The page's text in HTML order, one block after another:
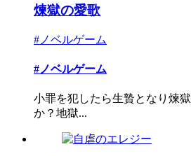
煉獄の愛歌
#ノベルゲーム
#ノベルゲーム
小罪を犯したら生贄となり煉
か？地獄...